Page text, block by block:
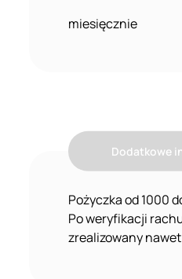
miesięcznie
Dodatkowe
Pożyczka od 1000
Po weryfikacji
zrealizowany